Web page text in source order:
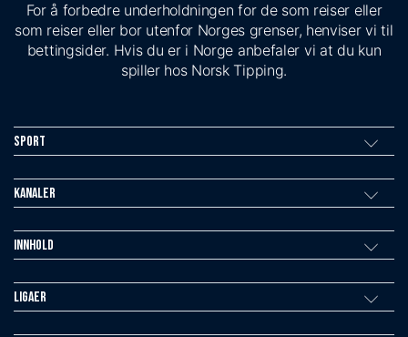
For å forbedre underholdningen for de som reiser eller
som reiser eller bor utenfor Norges grenser, henviser vi til
bettingsider. Hvis du er i Norge anbefaler vi at du kun
spiller hos Norsk Tipping.
Sport
Kanaler
Innhold
Ligaer